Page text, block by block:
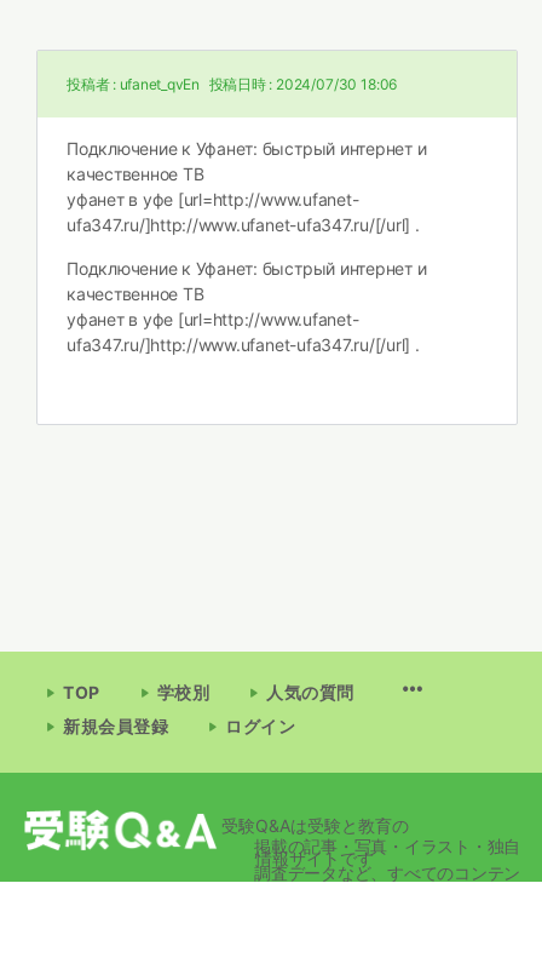
投稿者 : ufanet_qvEn 投稿日時 : 2024/07/30 18:06
Подключение к Уфанет: быстрый интернет и
качественное ТВ
уфанет в уфе [url=http://www.ufanet-
ufa347.ru/]http://www.ufanet-ufa347.ru/[/url] .
Подключение к Уфанет: быстрый интернет и
качественное ТВ
уфанет в уфе [url=http://www.ufanet-
ufa347.ru/]http://www.ufanet-ufa347.ru/[/url] .
TOP 学校別
人気の質問
新規会員登録
ログイン
受験Q&Aは受験と教育の
情報サイトです
掲載の記事・写真・イラスト・独自
調査データなど、すべてのコンテン